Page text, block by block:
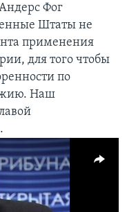
Фог
Штаты не
применения
для того чтобы
по
Наш
available